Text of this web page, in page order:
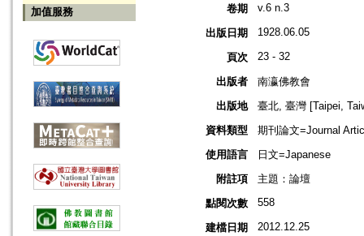
加值服務
卷期
v.6 n.3
出版日期 1928.06.05
頁次 23 - 32
出版者
南瀛佛教會
出版地
臺北, 臺灣 [Taipei,
資料類型
期刊論文=Journal
使用語言
日文=Japanese
附註項
主題：論壇
點閱次數
558
建檔日期 2012.12.25